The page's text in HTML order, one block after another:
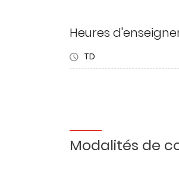
Heures
TD
Modalités de